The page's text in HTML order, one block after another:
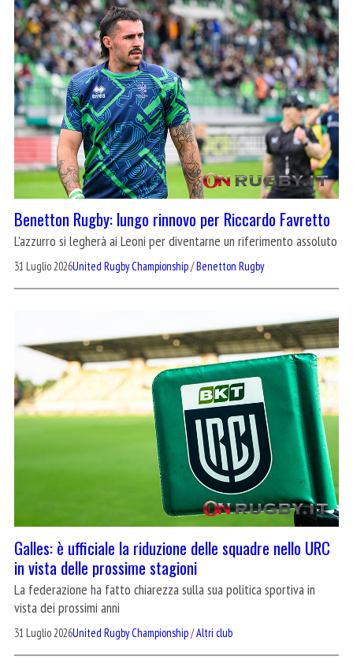
Benetton Rugby: lungo rinnovo per Riccardo Favretto
L'azzurro si legherà ai Leoni per diventarne un riferimento assoluto
31 Luglio 2026United Rugby Championship/Benetton Rugby
Galles: è ufficiale la riduzione delle squadre nello URC
in vista delle prossime stagioni
La federazione ha fatto chiarezza sulla sua politica sportiva in
vista dei prossimi anni
31 Luglio 2026United Rugby Championship/Altri club